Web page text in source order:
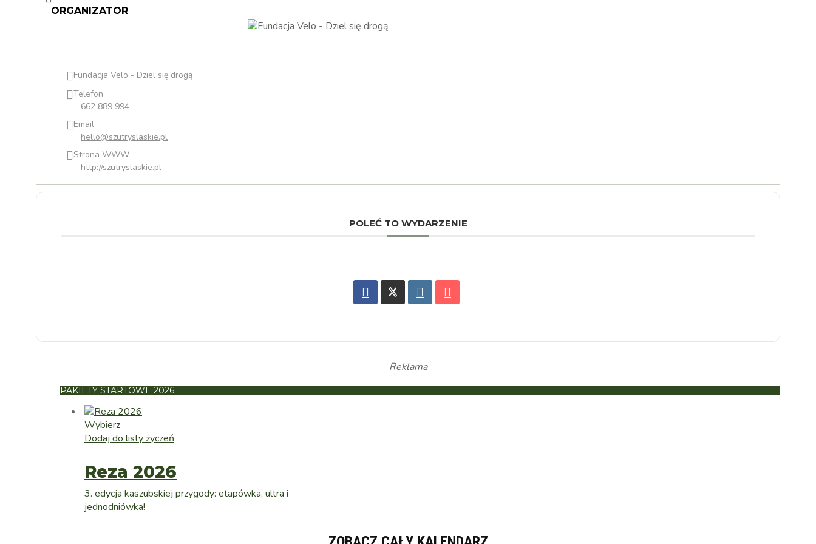
ORGANIZATOR
Fundacja Velo - Dziel się drogą
Telefon
662 889 994
Email
hello@szutryslaskie.pl
Strona WWW
http://szutryslaskie.pl
POLEĆ TO WYDARZENIE
Reklama
PAKIETY STARTOWE 2026
Wybierz
Dodaj do listy życzeń
Reza 2026
3. edycja kaszubskiej przygody: etapówka, ultra i
jednodniówka!